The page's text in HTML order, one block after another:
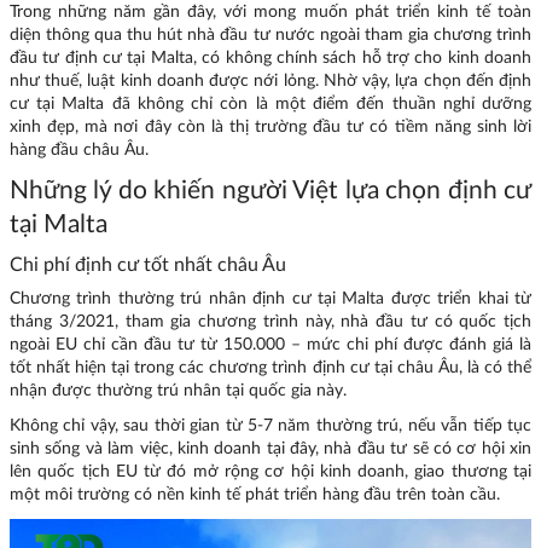
Trong những năm gần đây, với mong muốn phát triển kinh tế toàn
diện thông qua thu hút nhà đầu tư nước ngoài tham gia chương trình
đầu tư định cư tại Malta, có không chính sách hỗ trợ cho kinh doanh
như thuế, luật kinh doanh được nới lỏng. Nhờ vậy, lựa chọn đến định
cư tại Malta đã không chỉ còn là một điểm đến thuần nghỉ dưỡng
xinh đẹp, mà nơi đây còn là thị trường đầu tư có tiềm năng sinh lời
hàng đầu châu Âu.
Những lý do khiến người Việt lựa chọn định cư
tại Malta
Chi phí định cư tốt nhất châu Âu
Chương trình thường trú nhân định cư tại Malta được triển khai từ
tháng 3/2021, tham gia chương trình này, nhà đầu tư có quốc tịch
ngoài EU chỉ cần đầu tư từ 150.000 – mức chi phí được đánh giá là
tốt nhất hiện tại trong các chương trình định cư tại châu Âu, là có thể
nhận được thường trú nhân tại quốc gia này.
Không chỉ vậy, sau thời gian từ 5-7 năm thường trú, nếu vẫn tiếp tục
sinh sống và làm việc, kinh doanh tại đây, nhà đầu tư sẽ có cơ hội xin
lên quốc tịch EU từ đó mở rộng cơ hội kinh doanh, giao thương tại
một môi trường có nền kinh tế phát triển hàng đầu trên toàn cầu.